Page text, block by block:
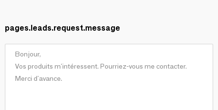
pages.leads.request.message